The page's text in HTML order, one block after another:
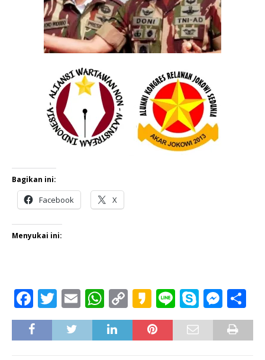
Bagikan ini:
Facebook X
Menyukai ini:
F
a
c
T
w
it
E
m
ai
W
h
at
C
o
p
K
a
k
Li
n
e
S
k
y
M
e
ss
h
ar